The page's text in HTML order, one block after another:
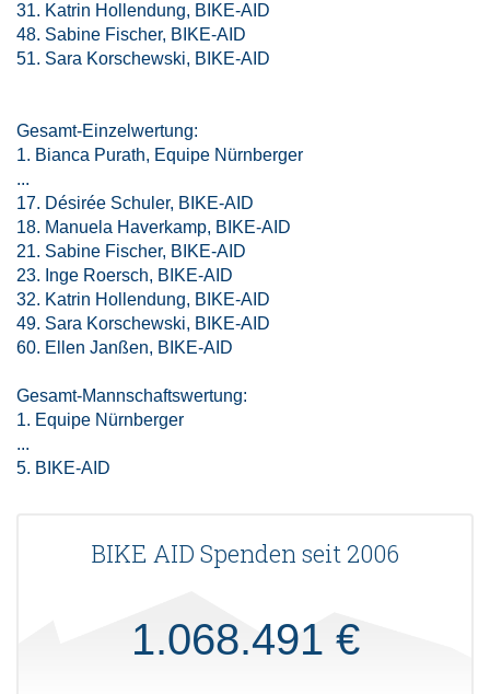
31. Katrin Hollendung, BIKE-AID
48. Sabine Fischer, BIKE-AID
51. Sara Korschewski, BIKE-AID
Gesamt-Einzelwertung:
1. Bianca Purath, Equipe Nürnberger
...
17. Désirée Schuler, BIKE-AID
18. Manuela Haverkamp, BIKE-AID
21. Sabine Fischer, BIKE-AID
23. Inge Roersch, BIKE-AID
32. Katrin Hollendung, BIKE-AID
49. Sara Korschewski, BIKE-AID
60. Ellen Janßen, BIKE-AID
Gesamt-Mannschaftswertung:
1. Equipe Nürnberger
...
5. BIKE-AID
BIKE AID Spenden seit 2006
1.068.491 €